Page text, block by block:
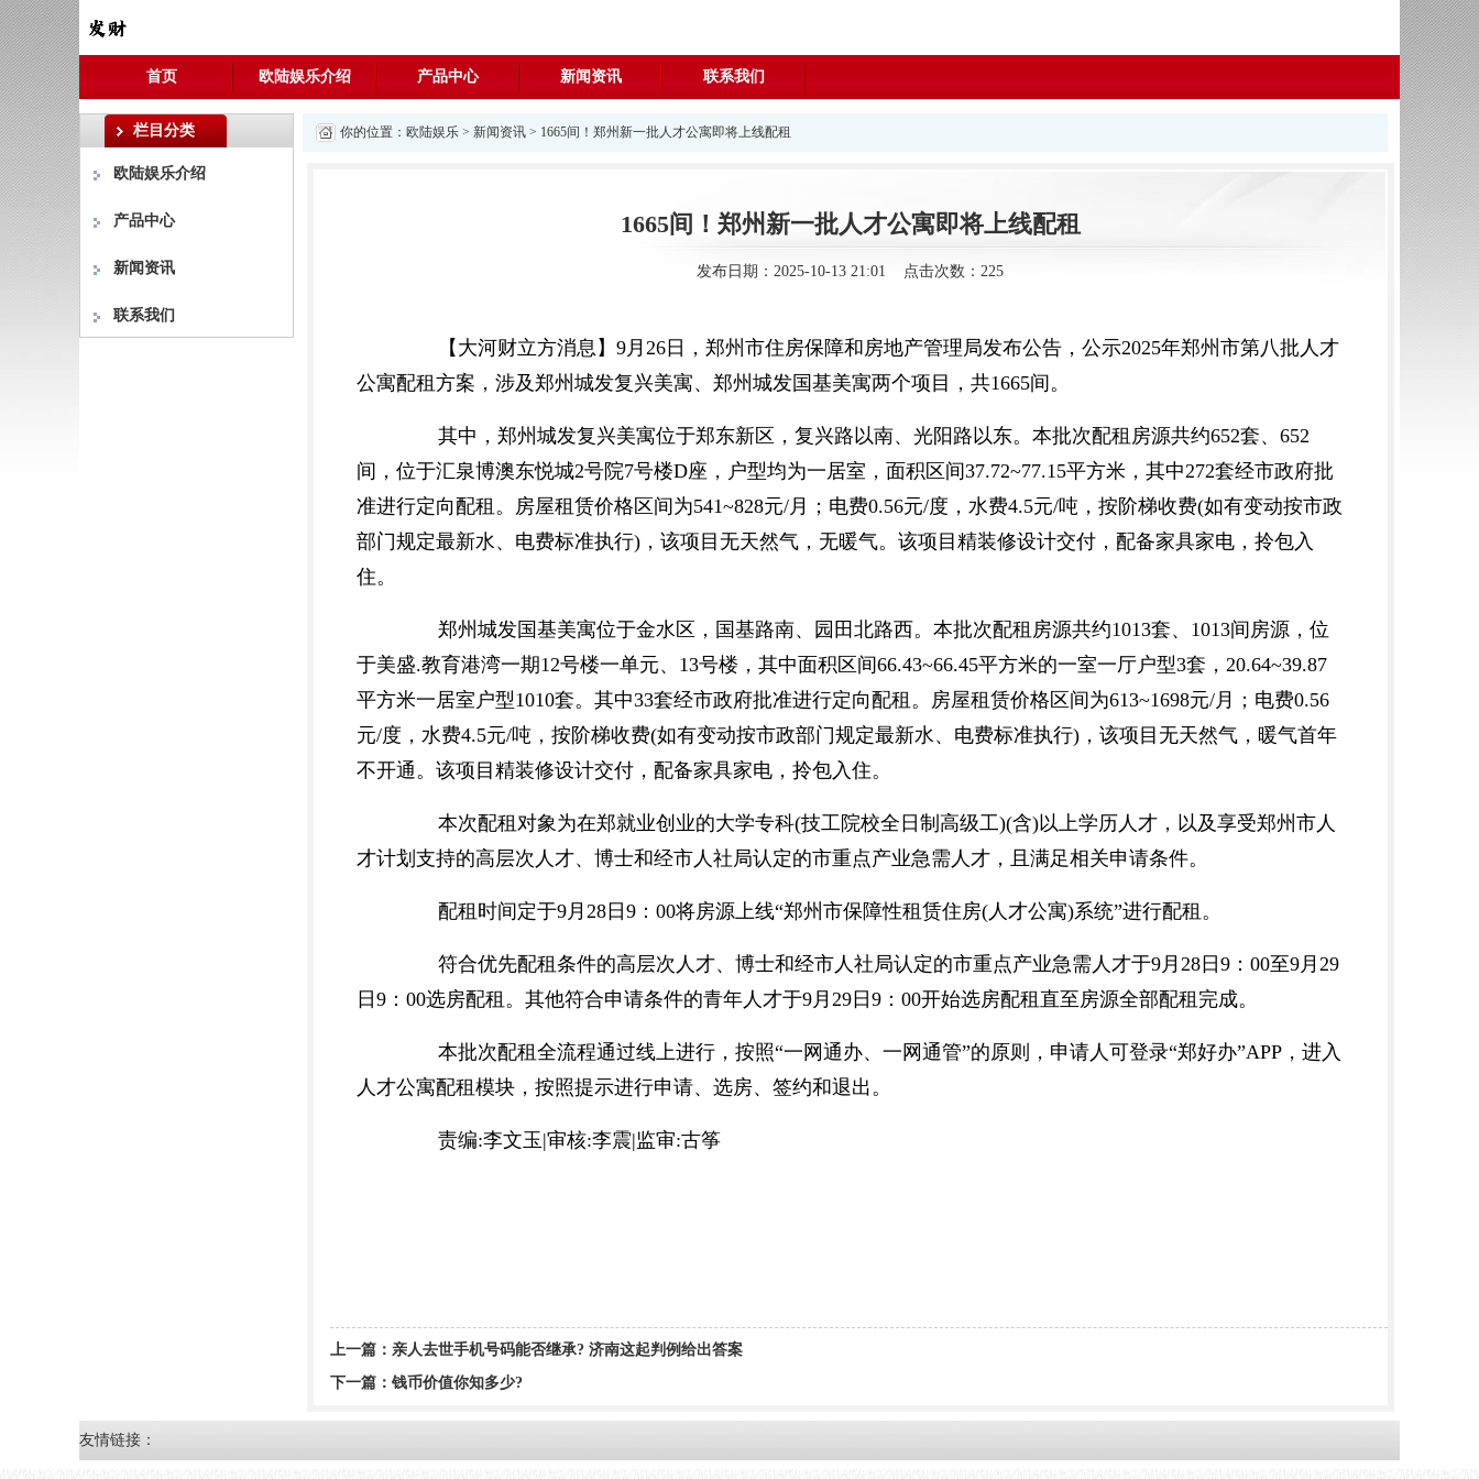
首页 欧陆娱乐介绍 产品中心 新闻资讯 联系我们
栏目分类
欧陆娱乐介绍
产品中心
新闻资讯
联系我们
你的位置： 欧陆娱乐 > 新闻资讯 > 1665间！郑州新一批人才公寓即将上线配租
1665间！郑州新一批人才公寓即将上线配租
发布日期：2025-10-13 21:01 点击次数：225
【大河财立方消息】9月26日，郑州市住房保障和房地产管理局发布公告，公示2025年郑州市第八批人才
公寓配租方案，涉及郑州城发复兴美寓、郑州城发国基美寓两个项目，共1665间。
其中，郑州城发复兴美寓位于郑东新区，复兴路以南、光阳路以东。本批次配租房源共约652套、652
间，位于汇泉博澳东悦城2号院7号楼D座，户型均为一居室，面积区间37.72~77.15平方米，其中272套经市政府批
准进行定向配租。房屋租赁价格区间为541~828元/月；电费0.56元/度，水费4.5元/吨，按阶梯收费(如有变动按市政
部门规定最新水、电费标准执行)，该项目无天然气，无暖气。该项目精装修设计交付，配备家具家电，拎包入
住。
郑州城发国基美寓位于金水区，国基路南、园田北路西。本批次配租房源共约1013套、1013间房源，位
于美盛.教育港湾一期12号楼一单元、13号楼，其中面积区间66.43~66.45平方米的一室一厅户型3套，20.64~39.87
平方米一居室户型1010套。其中33套经市政府批准进行定向配租。房屋租赁价格区间为613~1698元/月；电费0.56
元/度，水费4.5元/吨，按阶梯收费(如有变动按市政部门规定最新水、电费标准执行)，该项目无天然气，暖气首年
不开通。该项目精装修设计交付，配备家具家电，拎包入住。
本次配租对象为在郑就业创业的大学专科(技工院校全日制高级工)(含)以上学历人才，以及享受郑州市人
才计划支持的高层次人才、博士和经市人社局认定的市重点产业急需人才，且满足相关申请条件。
配租时间定于9月28日9：00将房源上线“郑州市保障性租赁住房(人才公寓)系统”进行配租。
符合优先配租条件的高层次人才、博士和经市人社局认定的市重点产业急需人才于9月28日9：00至9月29
日9：00选房配租。其他符合申请条件的青年人才于9月29日9：00开始选房配租直至房源全部配租完成。
本批次配租全流程通过线上进行，按照“一网通办、一网通管”的原则，申请人可登录“郑好办”APP，进入
人才公寓配租模块，按照提示进行申请、选房、签约和退出。
责编:李文玉|审核:李震|监审:古筝
上一篇： 亲人去世手机号码能否继承? 济南这起判例给出答案
下一篇： 钱币价值你知多少?
友情链接：